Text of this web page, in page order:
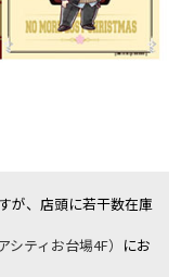
が、店頭に若干数在庫
ティお台場4F） にお